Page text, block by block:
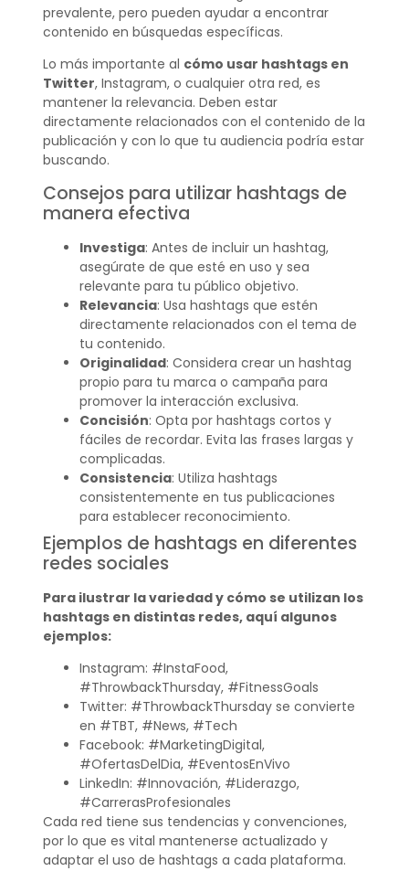
prevalente, pero pueden ayudar a encontrar
contenido en búsquedas específicas.
Lo más importante al cómo usar hashtags en
Twitter, Instagram, o cualquier otra red, es
mantener la relevancia. Deben estar
directamente relacionados con el contenido de la
publicación y con lo que tu audiencia podría estar
buscando.
Consejos para utilizar hashtags de
manera efectiva
Investiga: Antes de incluir un hashtag,
asegúrate de que esté en uso y sea
relevante para tu público objetivo.
Relevancia: Usa hashtags que estén
directamente relacionados con el tema de
tu contenido.
Originalidad: Considera crear un hashtag
propio para tu marca o campaña para
promover la interacción exclusiva.
Concisión: Opta por hashtags cortos y
fáciles de recordar. Evita las frases largas y
complicadas.
Consistencia: Utiliza hashtags
consistentemente en tus publicaciones
para establecer reconocimiento.
Ejemplos de hashtags en diferentes
redes sociales
Para ilustrar la variedad y cómo se utilizan los
hashtags en distintas redes, aquí algunos
ejemplos:
Instagram: #InstaFood,
#ThrowbackThursday, #FitnessGoals
Twitter: #ThrowbackThursday se convierte
en #TBT, #News, #Tech
Facebook: #MarketingDigital,
#OfertasDelDia, #EventosEnVivo
LinkedIn: #Innovación, #Liderazgo,
#CarrerasProfesionales
Cada red tiene sus tendencias y convenciones,
por lo que es vital mantenerse actualizado y
adaptar el uso de hashtags a cada plataforma.